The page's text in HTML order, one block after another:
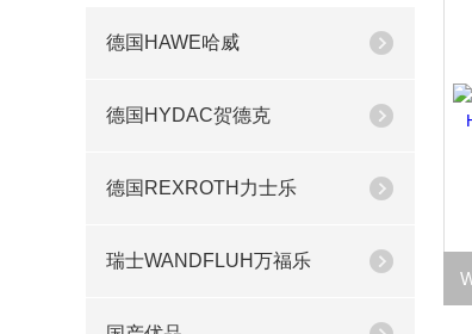
德国HAWE哈威
德国HYDAC贺德克
德国REXROTH力士乐
瑞士WANDFLUH万福乐